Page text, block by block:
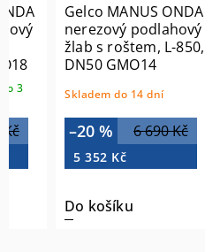
3
Gelco MANUS ONDA
nerezový podlahový
žlab s roštem, L-850,
DN50 GMO14
Skladem do 14 dní
6 690 Kč
–20 %
5 352 Kč
Do košíku